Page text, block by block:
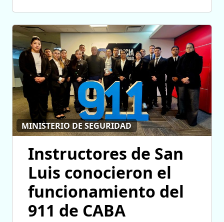
MINISTERIO DE SEGURIDAD
Instructores de San
Luis conocieron el
funcionamiento del
911 de CABA